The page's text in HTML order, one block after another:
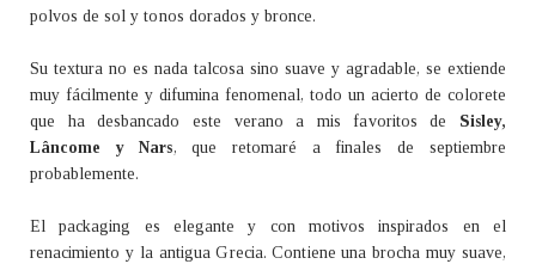
polvos de sol y tonos dorados y bronce.
Su textura no es nada talcosa sino suave y agradable, se extiende
muy fácilmente y difumina fenomenal, todo un acierto de colorete
que ha desbancado este verano a mis favoritos de Sisley,
Lâncome y Nars, que retomaré a finales de septiembre
probablemente.
El packaging es elegante y con motivos inspirados en el
renacimiento y la antigua Grecia. Contiene una brocha muy suave,